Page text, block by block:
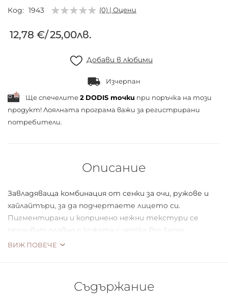
снимки
Код 1943 (0) | Оцени
12,78 €/25,00лв.
Добави в любими
Изчерпан
Ще спечелите2 DODIS точки при поръчка на този
продукт! Лоялната програма важи за регистрирани
потребители.
Описание
Завладяваща комбинация от сенки за очи, ружове и
хайлайтъри, за да подчертаете лицето си.
Пигментирани и копринено нежни текстури се
преливат плавно с кожата с четка Pro Series.
Спектърът на цветовете от блестящ бронз до
СЪДЪРЖАНИЕ: 12 сенки за очи, 4 ружа, 2 хайлайтъра, 1
ВИЖ ПОВЕЧЕ
Съдържание